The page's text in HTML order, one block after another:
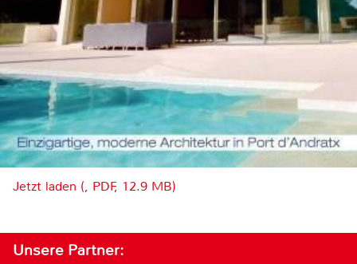
Jetzt laden (, PDF, 12.9 MB)
Unsere Partner: